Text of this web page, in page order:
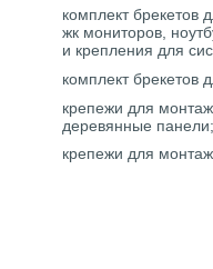
комплект брекетов
жк мониторов,
и крепления для
комплект брекетов
крепежи для
деревянные панели;
крепежи для